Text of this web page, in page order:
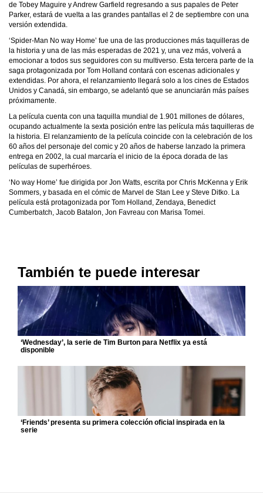
de Tobey Maguire y Andrew Garfield regresando a sus papales de Peter
Parker, estará de vuelta a las grandes pantallas el 2 de septiembre con una
versión extendida.
‘Spider-Man No way Home’ fue una de las producciones más taquilleras de
la historia y una de las más esperadas de 2021 y, una vez más, volverá a
emocionar a todos sus seguidores con su multiverso. Esta tercera parte de la
saga protagonizada por Tom Holland contará con escenas adicionales y
extendidas. Por ahora, el relanzamiento llegará solo a los cines de Estados
Unidos y Canadá, sin embargo, se adelantó que se anunciarán más países
próximamente.
La película cuenta con una taquilla mundial de 1.901 millones de dólares,
ocupando actualmente la sexta posición entre las película más taquilleras de
la historia. El relanzamiento de la película coincide con la celebración de los
60 años del personaje del comic y 20 años de haberse lanzado la primera
entrega en 2002, la cual marcaría el inicio de la época dorada de las
películas de superhéroes.
‘No way Home’ fue dirigida por Jon Watts, escrita por Chris McKenna y Erik
Sommers, y basada en el cómic de Marvel de Stan Lee y Steve Ditko. La
película está protagonizada por Tom Holland, Zendaya, Benedict
Cumberbatch, Jacob Batalon, Jon Favreau con Marisa Tomei.​
También te puede interesar
‘Wednesday’, la serie de Tim Burton para Netflix ya está
disponible
‘Friends’ presenta su primera colección oficial inspirada en la
serie